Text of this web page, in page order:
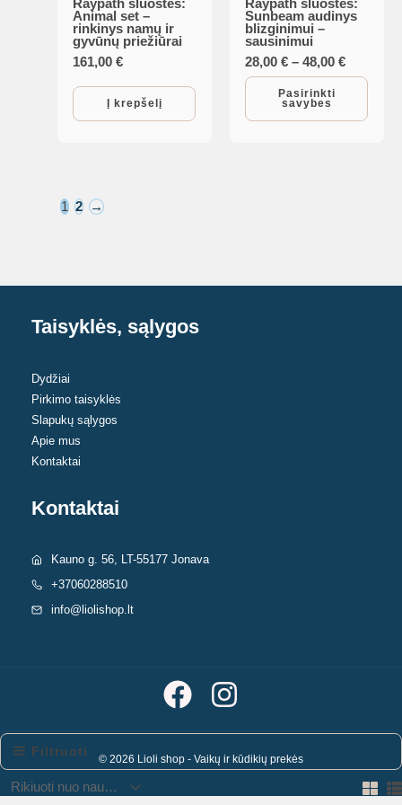
Filtruoti
Raypath šluostės:
Animal set –
rinkinys namų ir
gyvūnų priežiūrai
161,00€
Į krepšelį
Raypath šluostės:
Sunbeam audinys
blizginimui –
sausinimui
28,00€ – 48,00€Price
range:
48,00 €
Pasirinkti
savybes
This
product
has
multiple
variants.
1 2 →
Taisyklės, sąlygos
Dydžiai
Pirkimo taisyklės
Slapukų sąlygos
Apie mus
Kontaktai
Kontaktai
Kauno g. 56, LT-55177 Jonava
+37060288510
info@liolishop.lt
© 2026 Lioli shop - Vaikų ir kūdikių prekės